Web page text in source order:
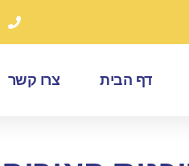
דף הבית צרו קשר